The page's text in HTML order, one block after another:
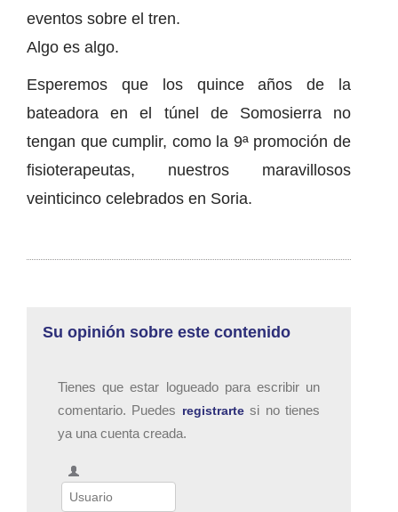
eventos sobre el tren.
Algo es algo.
Esperemos que los quince años de la
bateadora en el túnel de Somosierra no
tengan que cumplir, como la 9ª promoción de
fisioterapeutas, nuestros maravillosos
veinticinco celebrados en Soria.
Su opinión sobre este contenido
Tienes que estar logueado para escribir un
comentario. Puedes registrartesi no tienes
ya una cuenta creada.